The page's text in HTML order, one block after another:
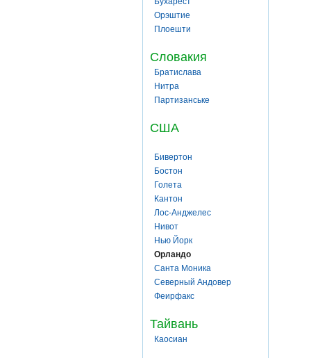
Орэштие
Плоешти
Словакия
Братислава
Нитра
Партизанське
США
Бивертон
Бостон
Голета
Кантон
Лос-Анджелес
Нивот
Нью Йорк
Орландо
Санта Моника
Северный Андовер
Феирфакс
Тайвань
Каосиан